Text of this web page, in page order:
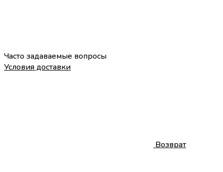
Часто задаваемые вопросы
Условия доставки
Возврат